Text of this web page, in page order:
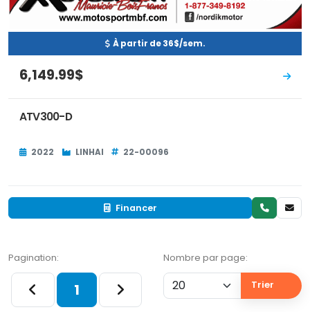
À partir de 36$/sem.
6,149.99$
ATV300-D
2022 LINHAI 22-00096
Financer
Pagination:
1
Nombre par page:
Trier